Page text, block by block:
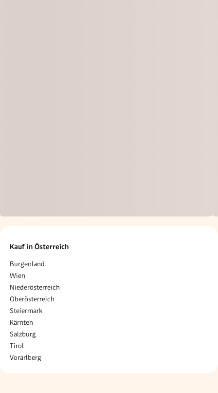
Kauf in Österreich
Burgenland
Wien
Niederösterreich
Oberösterreich
Steiermark
Kärnten
Salzburg
Tirol
Vorarlberg